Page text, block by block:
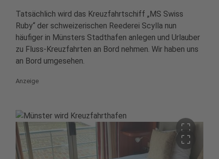
Tatsächlich wird das Kreuzfahrtschiff „MS Swiss
Ruby“ der schweizerischen Reederei Scylla nun
häufiger in Münsters Stadthafen anlegen und Urlauber
zu Fluss-Kreuzfahrten an Bord nehmen. Wir haben uns
an Bord umgesehen.
Anzeige
crop_free
crop_free